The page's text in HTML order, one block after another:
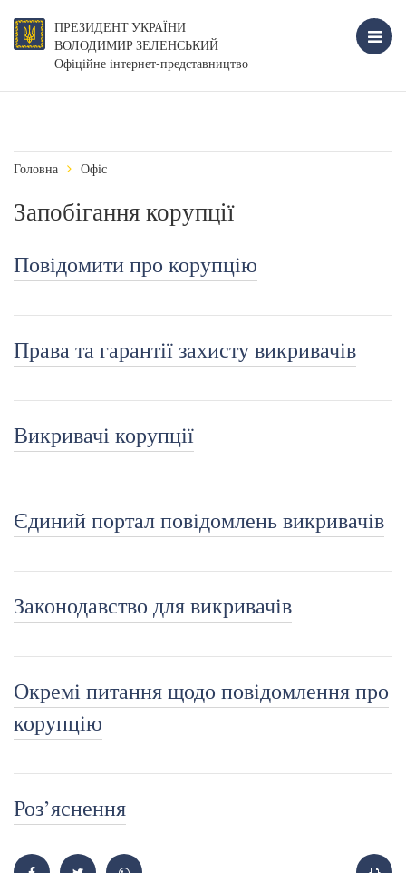
ПРЕЗИДЕНТ УКРАЇНИ
ВОЛОДИМИР ЗЕЛЕНСЬКИЙ
Офіційне інтернет-представництво
Головна Офіс
Запобігання корупції
Повідомити про корупцію
Права та гарантії захисту викривачів
Викривачі корупції
Єдиний портал повідомлень викривачів
Законодавство для викривачів
Окремі питання щодо повідомлення про
корупцію
Роз’яснення